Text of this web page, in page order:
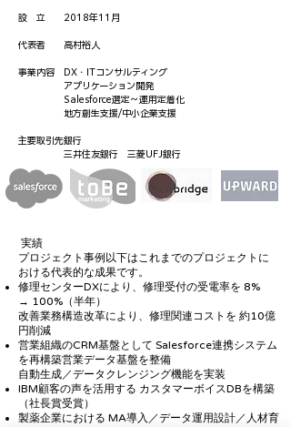
設 立 2018年11月
代表者 高村裕人
事業内容 DX・
ITコンサルティング
アプリケーション開発
Salesforce選定～運用定着化
地方創生支援/中小企業支援
​主要取引先銀行
三井住友銀行 三菱UFJ銀行
実績
プロジェクト事例以下はこれまでのプロジェクトに
おける代表的な成果です。
修理センターDXにより、修理受付の受電率を 8%​
→ 100%（半年）
改善業務構造改革により、修理関連コストを 約10億
円削減
営業組織のCRM基盤として Salesforce連携システム
を再構築営業データ基盤を整備
自動生成／データクレンジング機能を実装
IBM顧客の声を活用する カスタマーボイスDBを構築
（社長賞受賞）
製薬企業における MA導入／データ運用設計／人材育